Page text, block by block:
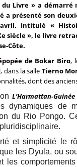
du Livre » a
a présenté son
Intitulé «
siècle », le livre
Côte.
de Bokar Biro,
dans la salle Tierno
dont des
L’Harmattan-Guinée
dynamiques de
du Rio Pongo.
et simplicité le
les Dyula, ou
les